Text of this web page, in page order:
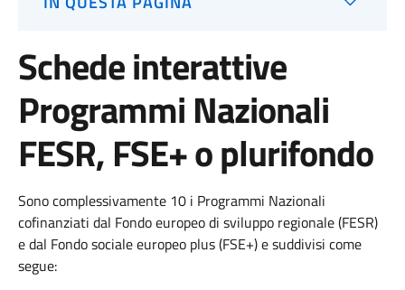
Schede interattive
Programmi Nazionali
FESR, FSE+ o plurifondo
Sono complessivamente 10 i Programmi Nazionali
cofinanziati dal Fondo europeo di sviluppo regionale (FESR)
edal Fondo sociale europeo plus (FSE+) e suddivisi come
segue: